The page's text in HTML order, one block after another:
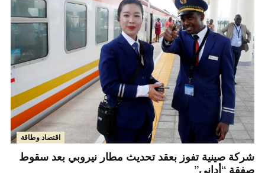
اقتصاد وطاقة
شركة صينية تفوز بعقد تحديث مطار نيروبي بعد سقوط
صفقة “أداني”